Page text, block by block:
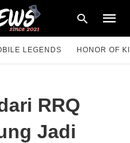
LEGENDS HONOR OF
RRQ
Jadi